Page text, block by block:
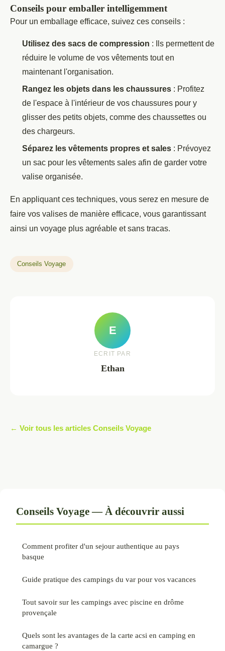
Conseils pour emballer intelligemment
Pour un emballage efficace, suivez ces conseils :
Utilisez des sacs de compression : Ils permettent de
réduire le volume de vos vêtements tout en
maintenant l'organisation.
Rangez les objets dans les chaussures : Profitez
de l'espace à l'intérieur de vos chaussures pour y
glisser des petits objets, comme des chaussettes ou
des chargeurs.
Séparez les vêtements propres et sales : Prévoyez
un sac pour les vêtements sales afin de garder votre
valise organisée.
En appliquant ces techniques, vous serez en mesure de
faire vos valises de manière efficace, vous garantissant
ainsi un voyage plus agréable et sans tracas.
Conseils Voyage
E
ECRIT PAR
Ethan
← Voir tous les articles Conseils Voyage
Conseils Voyage — À découvrir aussi
Comment profiter d'un sejour authentique au pays
basque
Guide pratique des campings du var pour vos vacances
Tout savoir sur les campings avec piscine en drôme
provençale
Quels sont les avantages de la carte acsi en camping en
camargue ?